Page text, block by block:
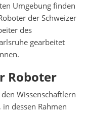
Umgebung finden
der Schweizer
des
gearbeitet
Roboter
Wissenschaftlern
dessen Rahmen